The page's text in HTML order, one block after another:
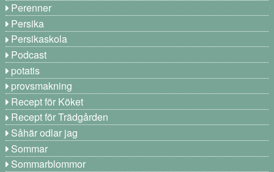
Perenner
Persika
Persikaskola
Podcast
potatis
provsmakning
Recept för Köket
Recept för Trädgården
Såhär odlar jag
Sommar
Sommarblommor